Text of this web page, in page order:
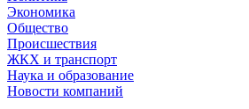
Экономика
Общество
Происшествия
ЖКХ и транспорт
Наука и образование
Новости компаний